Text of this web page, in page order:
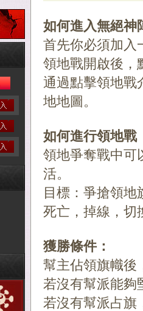
如何進入無絕神
首先你必須加入
領地戰開啟後，
通過點擊領地戰
地地圖。
如何進行領地戰
領地爭奪戰中可
活。
目標：爭搶領地
死亡，掉線，切
獲勝條件：
幫主佔領旗幟後
若沒有幫派能夠
若沒有幫派占旗